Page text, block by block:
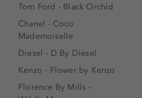
Tom Ford - Black Orchid
Chanel - Coco
Mademoiselle
Diesel - D By Diesel
Kenzo - Flower by Kenzo
Florence By Mills -